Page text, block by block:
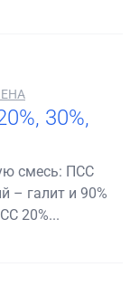
30%,
смесь: ПСС
– галит и 90%
20%...